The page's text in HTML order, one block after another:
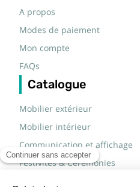
A propos
Modes de paiement
Mon compte
FAQs
Catalogue
Mobilier extérieur
Mobilier intérieur
Communication et affichage
Festivités & Cérémonies